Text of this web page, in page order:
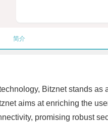
简介
Bitznet stands
aims at enriching the
promising robust